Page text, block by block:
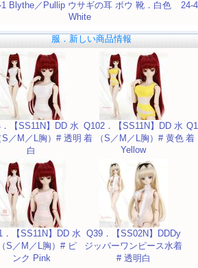
1 Blythe／Pullip ウサギの耳 ボウ 靴．白色
White
24-
服．新しい商品情報
【SS11N】DD 水
／M／L胸）# 透明
白
Q102．【SS11N】DD 水
着 （S／M／L胸）# 黄色
Yellow
着
．【SS11N】DD 水
S／M／L胸）# ピ
ンク Pink
Q39．【SS02N】DDDy
ジッパーワンピース水着
# 透明白